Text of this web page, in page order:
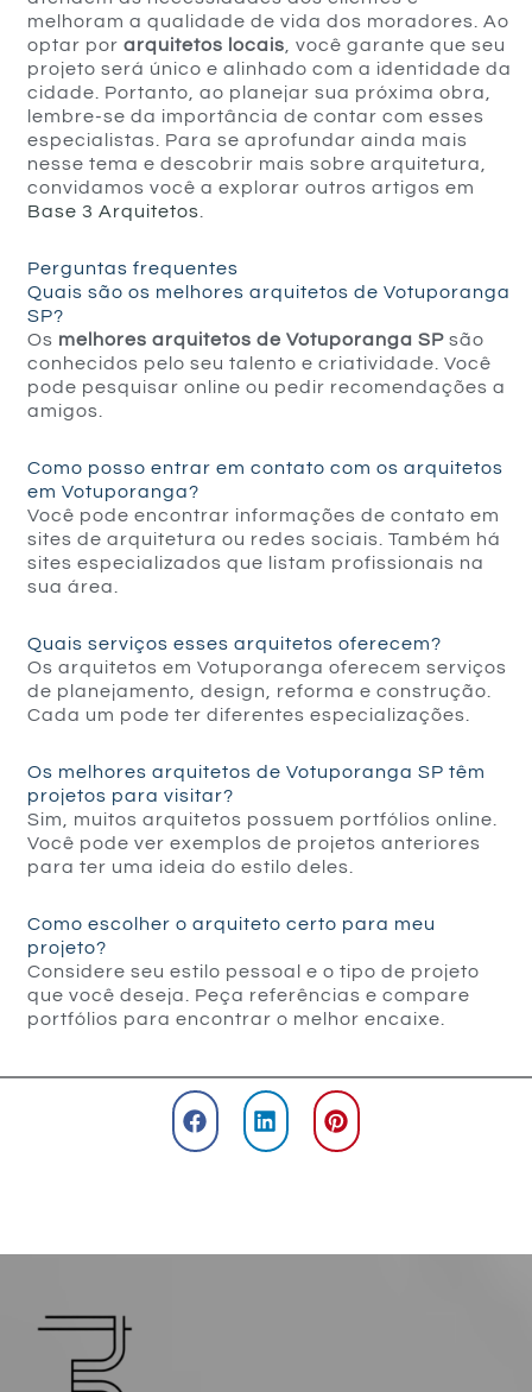
melhoram a qualidade de vida dos moradores. Ao
optar porarquitetos locais , você garante que seu
projeto será único e alinhado com a identidade da
cidade. Portanto, ao planejar sua próxima obra,
lembre-se da importância de contar com esses
especialistas. Para se aprofundar ainda mais
nesse tema e descobrir mais sobre arquitetura,
convidamos você a explorar outros artigos em
Base 3 Arquitetos
Perguntas frequentes
Quais são os melhores arquitetos de Votuporanga
SP?
Os melhores arquitetos de Votuporanga SP são
conhecidos pelo seu talento e criatividade. Você
pode pesquisar online ou pedir recomendações a
amigos.
Como posso entrar em contato com os arquitetos
em Votuporanga?
Você pode encontrar informações de contato em
sites de arquitetura ou redes sociais. Também há
sites especializados que listam profissionais na
sua área.
Quais serviços esses arquitetos oferecem?
Os arquitetos em Votuporanga oferecem serviços
de planejamento, design, reforma e construção.
Cada um pode ter diferentes especializações.
Os melhores arquitetos de Votuporanga SP têm
projetos para visitar?
Sim, muitos arquitetos possuem portfólios online.
Você pode ver exemplos de projetos anteriores
para ter uma ideia do estilo deles.
Como escolher o arquiteto certo para meu
projeto?
Considere seu estilo pessoal e o tipo de projeto
que você deseja. Peça referências e compare
portfólios para encontrar o melhor encaixe.